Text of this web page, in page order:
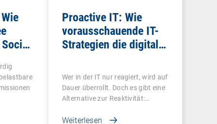
Proactive IT: Wie
vorausschauende IT-
Strategien die digitale
revolutionieren
Wer in der IT nur reagiert, wird auf
Dauer überrollt. Doch es gibt eine
Alternative zur Reaktivität:…
Weiterlesen